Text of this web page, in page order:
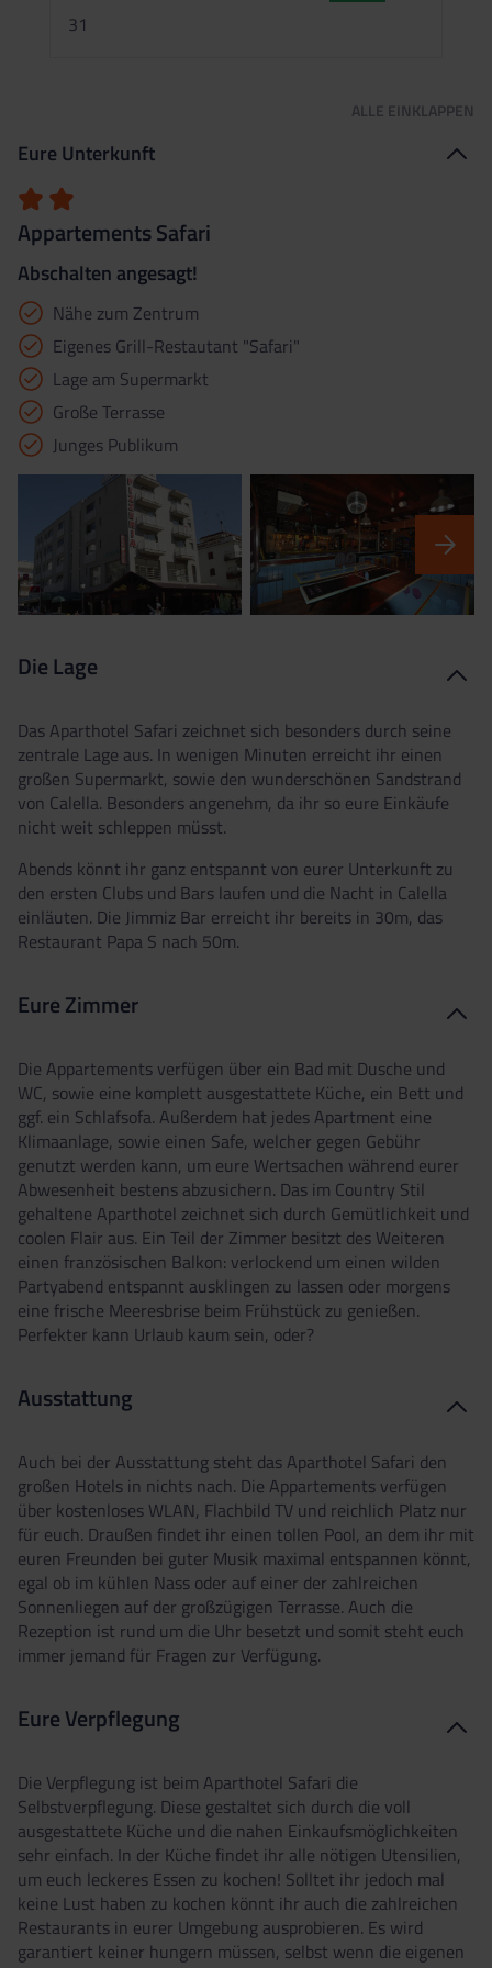
31
ALLE EINKLAPPEN
Eure Unterkunft
Appartements Safari
Abschalten angesagt!
Nähe zum Zentrum
Eigenes Grill-Restautant "Safari"
Lage am Supermarkt
Große Terrasse
Junges Publikum
Die Lage
Das Aparthotel Safari zeichnet sich besonders durch seine
zentrale Lage aus. In wenigen Minuten erreicht ihr einen
großen Supermarkt, sowie den wunderschönen Sandstrand
von Calella. Besonders angenehm, da ihr so eure Einkäufe
nicht weit schleppen müsst.
Abends könnt ihr ganz entspannt von eurer Unterkunft zu
den ersten Clubs und Bars laufen und die Nacht in Calella
einläuten. Die Jimmiz Bar erreicht ihr bereits in 30m, das
Restaurant Papa S nach 50m.
Eure Zimmer
Die Appartements verfügen über ein Bad mit Dusche und
WC, sowie eine komplett ausgestattete Küche, ein Bett und
ggf. ein Schlafsofa. Außerdem hat jedes Apartment eine
Klimaanlage, sowie einen Safe, welcher gegen Gebühr
genutzt werden kann, um eure Wertsachen während eurer
Abwesenheit bestens abzusichern. Das im Country Stil
gehaltene Aparthotel zeichnet sich durch Gemütlichkeit und
coolen Flair aus. Ein Teil der Zimmer besitzt des Weiteren
einen französischen Balkon: verlockend um einen wilden
Partyabend entspannt ausklingen zu lassen oder morgens
eine frische Meeresbrise beim Frühstück zu genießen.
Perfekter kann Urlaub kaum sein, oder?
Ausstattung
Auch bei der Ausstattung steht das Aparthotel Safari den
großen Hotels in nichts nach. Die Appartements verfügen
über kostenloses WLAN, Flachbild TV und reichlich Platz nur
für euch. Draußen findet ihr einen tollen Pool, an dem ihr mit
euren Freunden bei guter Musik maximal entspannen könnt,
egal ob im kühlen Nass oder auf einer der zahlreichen
Sonnenliegen auf der großzügigen Terrasse. Auch die
Rezeption ist rund um die Uhr besetzt und somit steht euch
immer jemand für Fragen zur Verfügung.
Eure Verpflegung
Die Verpflegung ist beim Aparthotel Safari die
Selbstverpflegung. Diese gestaltet sich durch die voll
ausgestattete Küche und die nahen Einkaufsmöglichkeiten
sehr einfach. In der Küche findet ihr alle nötigen Utensilien,
um euch leckeres Essen zu kochen! Solltet ihr jedoch mal
keine Lust haben zu kochen könnt ihr auch die zahlreichen
Restaurants in eurer Umgebung ausprobieren. Es wird
garantiert keiner hungern müssen, selbst wenn die eigenen